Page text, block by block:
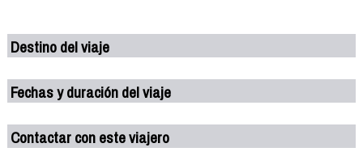
Destino del viaje
Fechas y duración del viaje
Contactar con este viajero